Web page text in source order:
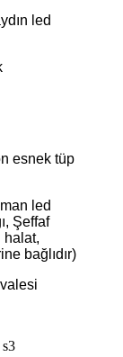
led
esnek tüp
led
Şeffaf
halat,
bağlıdır)